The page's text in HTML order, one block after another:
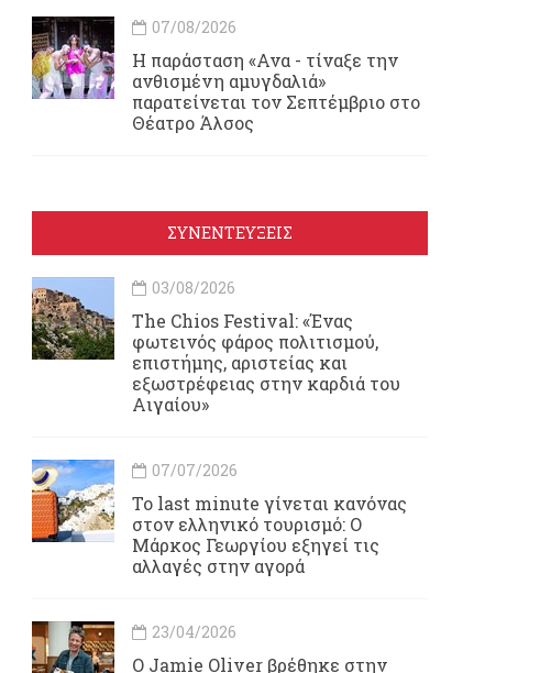
07/08/2026
Η παράσταση «Ανα - τίναξε την
ανθισμένη αμυγδαλιά»
παρατείνεται τον Σεπτέμβριο στο
Θέατρο Άλσος
ΣΥΝΕΝΤΕΥΞΕΙΣ
03/08/2026
Τhe Chios Festival: «Ένας
φωτεινός φάρος πολιτισμού,
επιστήμης, αριστείας και
εξωστρέφειας στην καρδιά του
Αιγαίου»
07/07/2026
Το last minute γίνεται κανόνας
στον ελληνικό τουρισμό: Ο
Μάρκος Γεωργίου εξηγεί τις
αλλαγές στην αγορά
23/04/2026
Ο Jamie Oliver βρέθηκε στην